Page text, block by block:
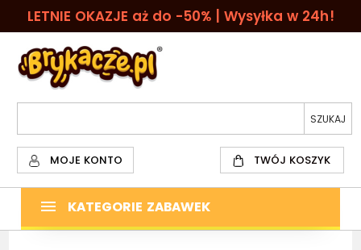
LETNIE OKAZJE aż do -50% | Wysyłka w 24h!
MOJE KONTO TWÓJ KOSZYK
KATEGORIE ZABAWEK